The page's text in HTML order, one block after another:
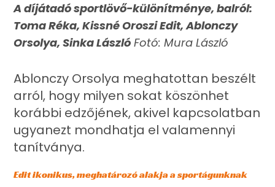
A díjátadó sportlövő-különítménye, balról:
Toma Réka, Kissné Oroszi Edit, Ablonczy
Orsolya, Sinka László Fotó: Mura László
Ablonczy Orsolya meghatottan beszélt
arról, hogy milyen sokat köszönhet
korábbi edzőjének, akivel kapcsolatban
ugyanezt mondhatja el valamennyi
tanítványa.
Edit ikonikus, meghatározó alakja a sportágunknak